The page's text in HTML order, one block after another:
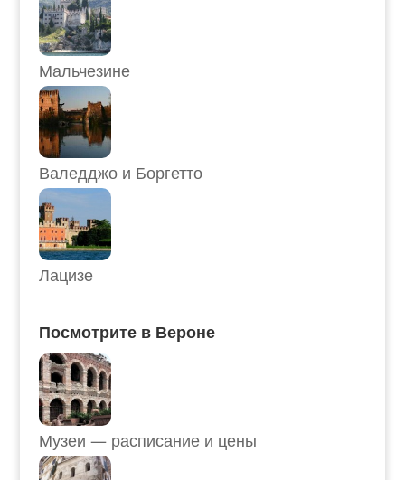
Мальчезине
Валедджо и Боргетто
Лацизе
Посмотрите в Вероне
Музеи — расписание и цены